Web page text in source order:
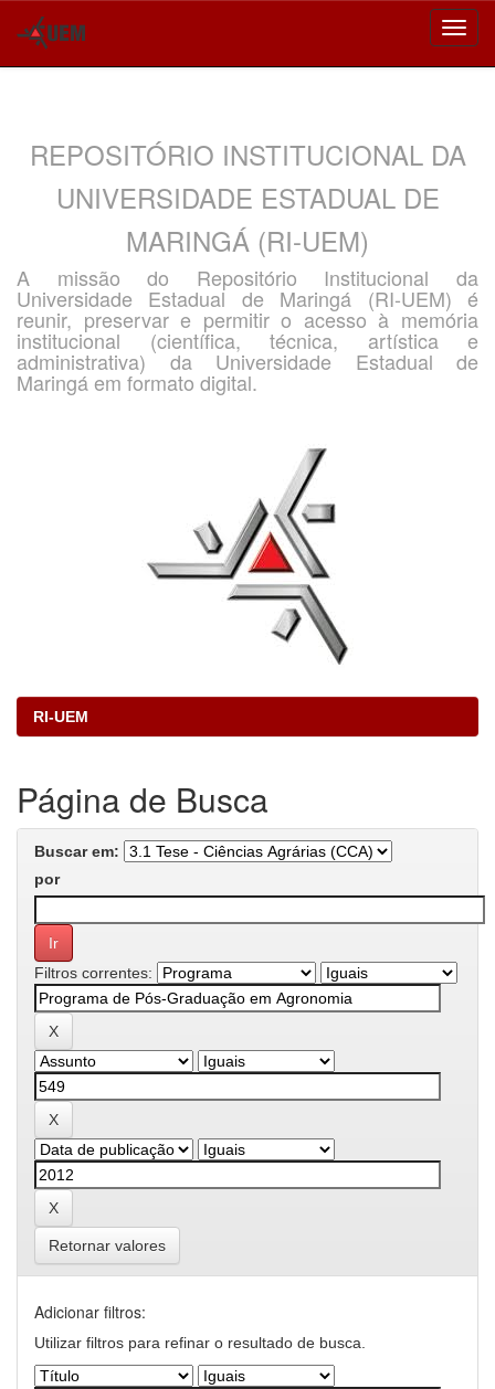
REPOSITÓRIO INSTITUCIONAL DA
UNIVERSIDADE ESTADUAL DE
MARINGÁ (RI-UEM)
A missão do Repositório Institucional da
Universidade Estadual de Maringá (RI-UEM) é
reunir, preservar e permitir o acesso à memória
institucional (científica, técnica, artística e
administrativa) da Universidade Estadual de
Maringá em formato digital.
RI-UEM
Página de Busca
Buscar em:
por
Filtros correntes:
Retornar valores
Adicionar filtros:
Utilizar filtros para refinar o resultado de busca.